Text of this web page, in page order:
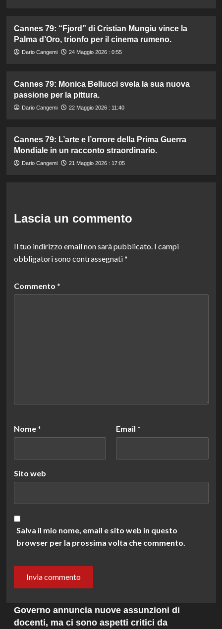
Cannes 79: “Fjord” di Cristian Mungiu vince la
Palma d’Oro, trionfo per il cinema rumeno.
Dario Cangemi 24 Maggio 2026 : 0:55
Cannes 79: Monica Bellucci svela la sua nuova
passione per la pittura.
Dario Cangemi 22 Maggio 2026 : 11:40
Cannes 79: L’arte e l’orrore della Prima Guerra
Mondiale in un racconto straordinario.
Dario Cangemi 21 Maggio 2026 : 17:05
Lascia un commento
Il tuo indirizzo email non sarà pubblicato. I campi
obbligatori sono contrassegnati*
Commento *
Nome * Email *
Sito web
Salva il mio nome, email e sito web in questo
browser per la prossima volta che commento.
Governo annuncia nuove assunzioni di
docenti, ma ci sono aspetti critici da